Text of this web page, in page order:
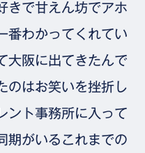
きで甘えん坊でアホ
番わかってくれてい
大阪に出てきたんで
のはお笑いを挫折し
ント事務所に入って
期がいるこれまでの